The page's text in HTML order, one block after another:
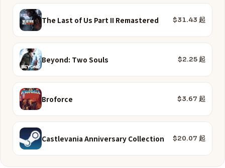
The Last of Us Part II Remastered $31.43 起
Beyond: Two Souls $2.25 起
Broforce $3.67 起
Castlevania Anniversary Collection $20.07 起